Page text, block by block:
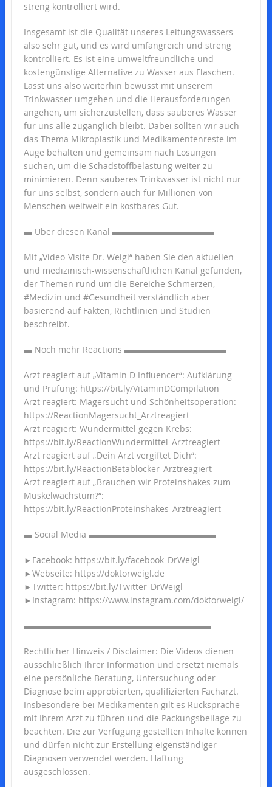
streng kontrolliert wird.
Insgesamt ist die Qualität unseres Leitungswassers
also sehr gut, und es wird umfangreich und streng
kontrolliert. Es ist eine umweltfreundliche und
kostengünstige Alternative zu Wasser aus Flaschen.
Lasst uns also weiterhin bewusst mit unserem
Trinkwasser umgehen und die Herausforderungen
angehen, um sicherzustellen, dass sauberes Wasser
für uns alle zugänglich bleibt. Dabei sollten wir auch
das Thema Mikroplastik und Medikamentenreste im
Auge behalten und gemeinsam nach Lösungen
suchen, um die Schadstoffbelastung weiter zu
minimieren. Denn sauberes Trinkwasser ist nicht nur
für uns selbst, sondern auch für Millionen von
Menschen weltweit ein kostbares Gut.
▬ Über diesen Kanal ▬▬▬▬▬▬▬▬▬▬▬▬
Mit „Video-Visite Dr. Weigl“ haben Sie den aktuellen
und medizinisch-wissenschaftlichen Kanal gefunden,
der Themen rund um die Bereiche Schmerzen,
#Medizin und #Gesundheit verständlich aber
basierend auf Fakten, Richtlinien und Studien
beschreibt.
▬ Noch mehr Reactions ▬▬▬▬▬▬▬▬▬▬▬▬
Arzt reagiert auf „Vitamin D Influencer“: Aufklärung
und Prüfung: https://bit.ly/VitaminDCompilation
Arzt reagiert: Magersucht und Schönheitsoperation:
https://ReactionMagersucht_Arztreagiert
Arzt reagiert: Wundermittel gegen Krebs:
https://bit.ly/ReactionWundermittel_Arztreagiert
Arzt reagiert auf „Dein Arzt vergiftet Dich“:
https://bit.ly/ReactionBetablocker_Arztreagiert
Arzt reagiert auf „Brauchen wir Proteinshakes zum
Muskelwachstum?“:
https://bit.ly/ReactionProteinshakes_Arztreagiert
▬ Social Media ▬▬▬▬▬▬▬▬▬▬▬▬▬▬▬
►Facebook: https://bit.ly/facebook_DrWeigl
►Webseite: https://doktorweigl.de
►Twitter: https://bit.ly/Twitter_DrWeigl
►Instagram: https://www.instagram.com/doktorweigl/
▬▬▬▬▬▬▬▬▬▬▬▬▬▬▬▬▬▬▬▬▬▬
Rechtlicher Hinweis / Disclaimer: Die Videos dienen
ausschließlich Ihrer Information und ersetzt niemals
eine persönliche Beratung, Untersuchung oder
Diagnose beim approbierten, qualifizierten Facharzt.
Insbesondere bei Medikamenten gilt es Rücksprache
mit Ihrem Arzt zu führen und die Packungsbeilage zu
beachten. Die zur Verfügung gestellten Inhalte können
und dürfen nicht zur Erstellung eigenständiger
Diagnosen verwendet werden. Haftung
ausgeschlossen.